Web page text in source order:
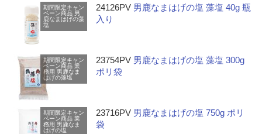
期間限定キャン
ペーン商品 男
鹿なまはげの藻
塩
24126PV 男鹿なまはげの塩 藻塩 40g 瓶
入り
期間限定キャン
ペーン商品 業
務用 男鹿なま
はげの藻塩
23754PV 男鹿なまはげの塩 藻塩 300g
ポリ袋
期間限定キャン
ペーン商品 業
務用 男鹿なま
はげの塩
23716PV 男鹿なまはげの塩 750g ポリ
袋